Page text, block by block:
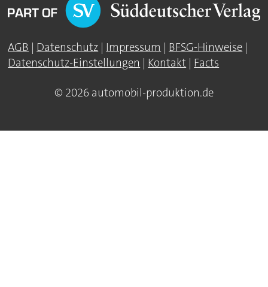
AGB | Datenschutz | Impressum | BFSG-Hinweise |
Datenschutz-Einstellungen | Kontakt | Facts
© 2026 automobil-produktion.de